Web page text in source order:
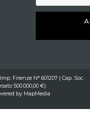
Firenze N° 601207 | Cap. Soc.
500.000,00 €)
by MapMedia